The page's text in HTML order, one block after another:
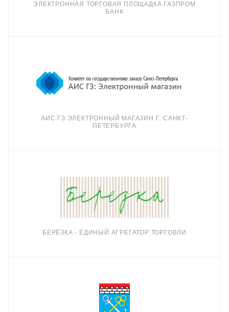
ЭЛЕКТРОННАЯ ТОРГОВАЯ ПЛОЩАДКА ГАЗПРОМ
БАНК
АИС ГЗ ЭЛЕКТРОННЫЙ МАГАЗИН Г. САНКТ-
ПЕТЕРБУРГА
БЕРЁЗКА - ЕДИНЫЙ АГРЕГАТОР ТОРГОВЛИ